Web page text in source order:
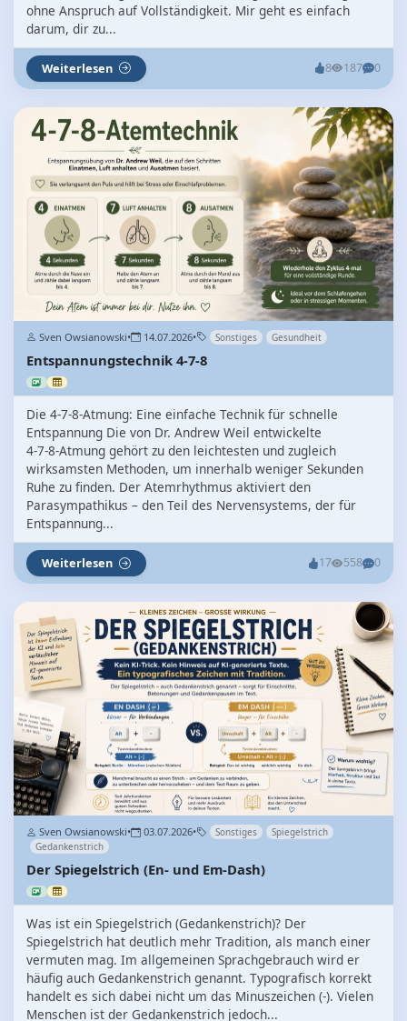
ohne Anspruch auf Vollständigkeit. Mir geht es einfach
darum, dir zu...
Weiterlesen 8 187 0
Sven Owsianowski• 14.07.2026• Sonstiges Gesundheit
Entspannungstechnik 4-7-8
Die 4‑7‑8‑Atmung: Eine einfache Technik für schnelle
Entspannung Die von Dr. Andrew Weil entwickelte
4‑7‑8‑Atmung gehört zu den leichtesten und zugleich
wirksamsten Methoden, um innerhalb weniger Sekunden
Ruhe zu finden. Der Atemrhythmus aktiviert den
Parasympathikus – den Teil des Nervensystems, der für
Entspannung...
Weiterlesen 17 558 0
Sven Owsianowski• 03.07.2026• Sonstiges
Spiegelstrich
Gedankenstrich
Der Spiegelstrich (En- und Em-Dash)
Was ist ein Spiegelstrich (Gedankenstrich)? Der
Spiegelstrich hat deutlich mehr Tradition, als manch einer
vermuten mag. Im allgemeinen Sprachgebrauch wird er
häufig auch Gedankenstrich genannt. Typografisch korrekt
handelt es sich dabei nicht um das Minuszeichen (-). Vielen
Menschen ist der Gedankenstrich jedoch...